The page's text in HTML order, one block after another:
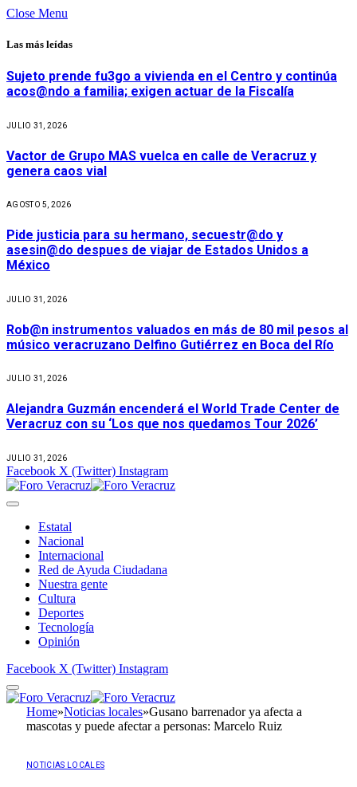
Close Menu
Las más leídas
Sujeto prende fu3go a vivienda en el Centro y continúa
acos@ndo a familia; exigen actuar de la Fiscalía
JULIO 31, 2026
Vactor de Grupo MAS vuelca en calle de Veracruz y
genera caos vial
AGOSTO 5, 2026
Pide justicia para su hermano, secuestr@do y
asesin@do despues de viajar de Estados Unidos a
México
JULIO 31, 2026
Rob@n instrumentos valuados en más de 80 mil pesos al
músico veracruzano Delfino Gutiérrez en Boca del Río
JULIO 31, 2026
Alejandra Guzmán encenderá el World Trade Center de
Veracruz con su ‘Los que nos quedamos Tour 2026’
JULIO 31, 2026
Facebook X (Twitter) Instagram
Estatal
Nacional
Internacional
Red de Ayuda Ciudadana
Nuestra gente
Cultura
Deportes
Tecnología
Opinión
Facebook X (Twitter) Instagram
Home»Noticias locales»Gusano barrenador ya afecta a
mascotas y puede afectar a personas: Marcelo Ruiz
NOTICIAS LOCALES